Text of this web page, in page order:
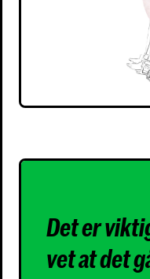
Det er
vet at det